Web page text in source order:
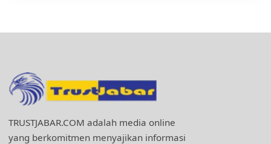
TRUSTJABAR.COM adalah media online
yang berkomitmen menyajikan informasi